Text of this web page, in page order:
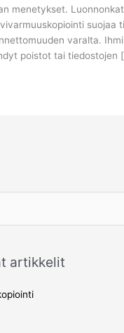
menetykset.
suojaa
varalta.
poistot tai tiedostojen
artikkelit